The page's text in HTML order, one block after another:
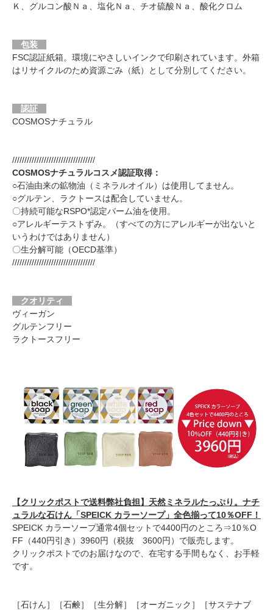
Ｋ、グルコン酸Ｎａ、塩化Ｎａ、チオ硫酸Ｎａ、酸化クロム
包装
FSC認証紙箱。環境にやさしいインクで印刷されています。外箱
はリサイクルのため資源ごみ（紙）として分別してください。
認証
COSMOSナチュラル
//////////////////////////////////
COSMOSナチュラルコスメ認証取得：
○石油由来の鉱物油（ミネラルオイル）は使用してません。
○グルテン、ラクトースは配合していません。
〇持続可能なRSPO*認定バーム油を使用。
○アレルギーテストずみ。（すべての方にアレルギーが出ないと
いうわけではありません）
〇生分解可能（OECD基準）
//////////////////////////////////
クオリティ
ヴィーガン
グルテンフリー
ラクトースフリー
【クリックポストで送料弊社負担】天然ミネラルたっぷり。ナチ
ュラルな石けん「SPEICK カラーソープ」全色揃って10％OFF！
SPEICK カラーソープ通常4個セットで4400円のところ⇒10％O
FF（440円引き）3960円（税抜 3600円）で販売します。
クリックポストでのお届けなので、在宅する手間もなく、お手軽
です。
［石けん］［石鹸］［生分解］［オーガニック］［サステナブ